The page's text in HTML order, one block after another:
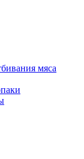
мяса